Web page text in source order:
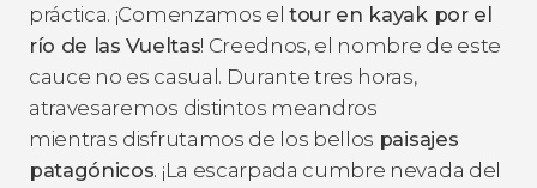
práctica. ¡Comenzamos el tour en kayak por el
río de las Vueltas! Creednos, el nombre de este
cauce no es casual. Durante tres horas,
atravesaremos distintos meandros
mientras disfrutamos de los bellos paisajes
patagónicos. ¡La escarpada cumbre nevada del